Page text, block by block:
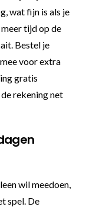
wat fijn is als je
tijd op de
Bestel je
voor extra
gratis
rekening net
wil meedoen,
spel. De